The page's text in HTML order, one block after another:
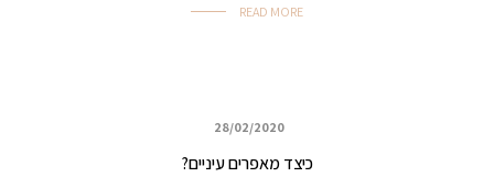
READ MORE
28/02/2020
כיצד מאפרים עיניים?